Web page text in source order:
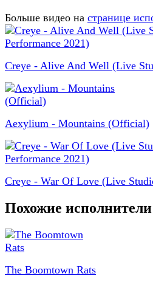
Больше видео на странице
Creye - Alive And Well (Live
Aexylium - Mountains (Official)
Creye - War Of Love (Live
Похожие исполнители
The Boomtown Rats